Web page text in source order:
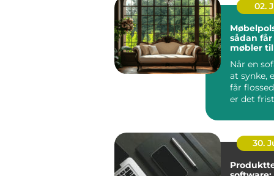
02.
sådan
møbler
Når en
at synke,
får
er det
30.